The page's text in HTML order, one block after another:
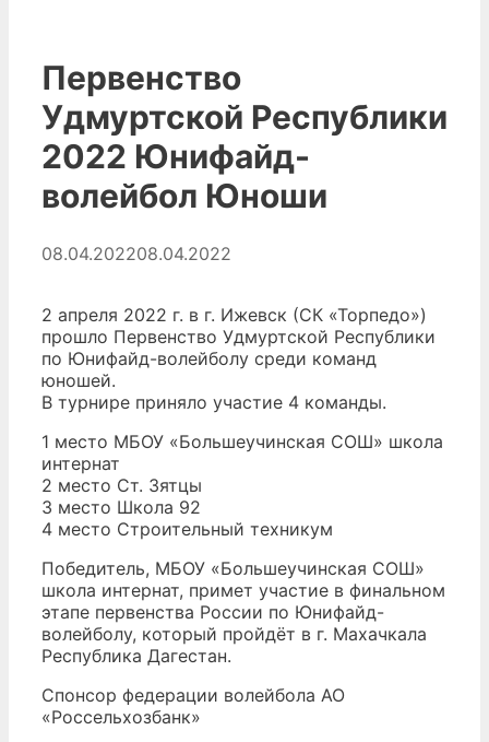
Первенство
Удмуртской Республики
2022 Юнифайд-
волейбол Юноши
08.04.202208.04.2022
2 апреля 2022 г. в г. Ижевск (СК «Торпедо»)
прошло Первенство Удмуртской Республики
по Юнифайд-волейболу среди команд
юношей.
В турнире приняло участие 4 команды.
1 место МБОУ «Большеучинская СОШ» школа
интернат
2 место Ст. Зятцы
3 место Школа 92
4 место Строительный техникум
Победитель, МБОУ «Большеучинская СОШ»
школа интернат, примет участие в финальном
этапе первенства России по Юнифайд-
волейболу, который пройдёт в г. Махачкала
Республика Дагестан.
Спонсор федерации волейбола АО
«Россельхозбанк»